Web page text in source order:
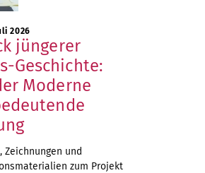
2026
jüngerer
Geschichte:
Moderne
Zeichnungen und
zum Projekt